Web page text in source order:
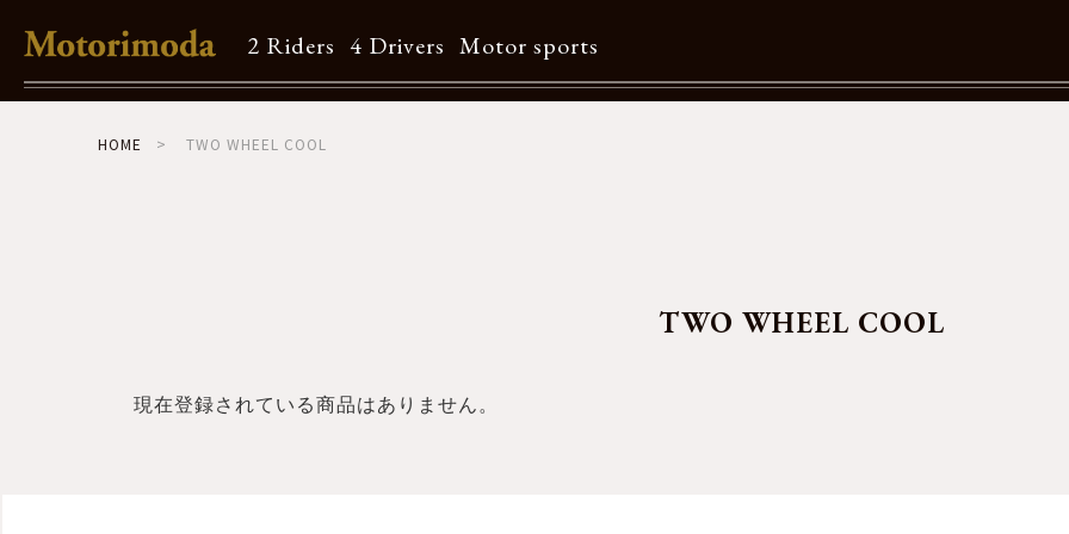
2 Riders 4 Drivers Motor sports
Shop Info
HOME TWO WHEEL COOL
TWO WHEEL COOL
現在登録されている商品はありません。